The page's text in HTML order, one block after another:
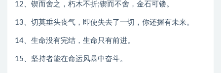
12、锲而舍之，朽木不折;锲而不舍，金石可镂。
13、切莫垂头丧气，即使失去了一切，你还握有未来。
14、生命没有完结，生命只有前进。
15、坚持者能在命运风暴中奋斗。